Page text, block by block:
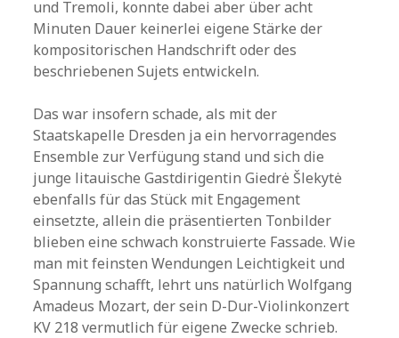
und Tremoli, konnte dabei aber über acht
Minuten Dauer keinerlei eigene Stärke der
kompositorischen Handschrift oder des
beschriebenen Sujets entwickeln.
Das war insofern schade, als mit der
Staatskapelle Dresden ja ein hervorragendes
Ensemble zur Verfügung stand und sich die
junge litauische Gastdirigentin Giedrė Šlekytė
ebenfalls für das Stück mit Engagement
einsetzte, allein die präsentierten Tonbilder
blieben eine schwach konstruierte Fassade. Wie
man mit feinsten Wendungen Leichtigkeit und
Spannung schafft, lehrt uns natürlich Wolfgang
Amadeus Mozart, der sein D-Dur-Violinkonzert
KV 218 vermutlich für eigene Zwecke schrieb.